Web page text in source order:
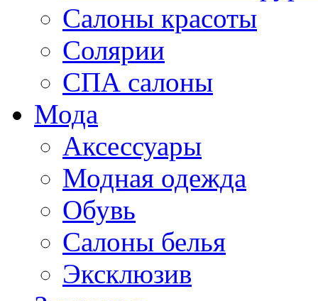
Салоны красоты
Солярии
СПА салоны
Мода
Аксессуары
Модная одежда
Обувь
Салоны белья
Эксклюзив